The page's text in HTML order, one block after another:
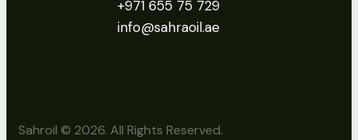
+971 655 75 729
info@sahraoil.ae
Sahroil © 2026. All Rights Reserved.